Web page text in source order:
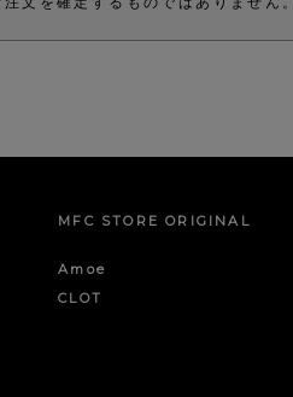
MFC STORE ORIGINAL
Amoe
CLOT